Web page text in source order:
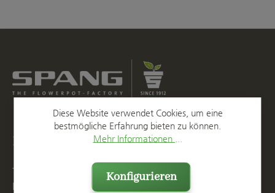
Kontakt
T
F
+49 2623 887 149
Diese Website verwendet Cookies, um eine
bestmögliche Erfahrung bieten zu können.
Mehr Informationen ...
Konfigurieren